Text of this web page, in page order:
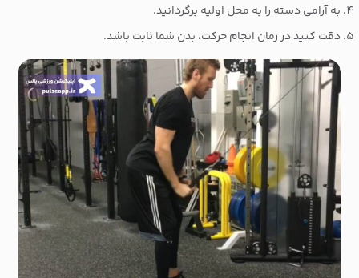
به آرامی دسته را به محل اولیه برگردانید.
دقت کنید در زمان انجام حرکت، بدن شما ثابت باشد.